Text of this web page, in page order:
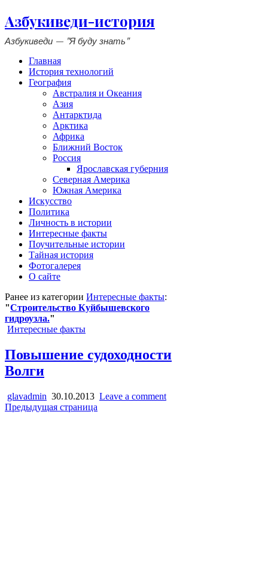
Азбукиведи-история
Азбукиведи — "Я буду знать"
Главная
История технологий
География
Австралия и Океания
Азия
Антарктида
Арктика
Африка
Ближний Восток
Россия
Ярославская губерния
Северная Америка
Южная Америка
Искусство
Политика
Личность в истории
Интересные факты
Поучительные истории
Тайная история
Фотогалерея
О сайте
Ранее из категории Интересные факты:
"Строительство Куйбышевского
гидроузла."
Posted
Интересные факты
Повышение судоходности
Волги
glavadmin 30.10.2013 Leave a comment
Предыдущая страница